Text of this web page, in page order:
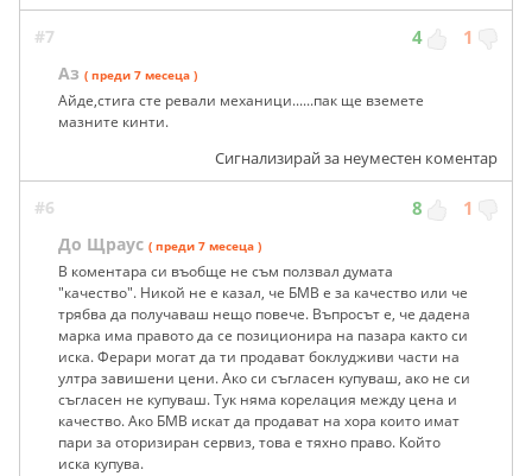
#7 4 1
Аз ( преди 7 месеца )
Айде,стига сте ревали механици......пак ще вземете
мазните кинти.
Сигнализирай за неуместен коментар
#6 8 1
До Щраус ( преди 7 месеца )
В коментара си въобще не съм ползвал думата
"качество". Никой не е казал, че БМВ е за качество или че
трябва да получаваш нещо повече. Въпросът е, че дадена
марка има правото да се позиционира на пазара както си
иска. Ферари могат да ти продават боклудживи части на
ултра завишени цени. Ако си съгласен купуваш, ако не си
съгласен не купуваш. Тук няма корелация между цена и
качество. Ако БМВ искат да продават на хора които имат
пари за оторизиран сервиз, това е тяхно право. Който
иска купува.